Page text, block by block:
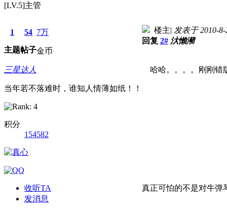
[LV.5]主管
1
主题
54
帖子
7万
金币
三星达人
当年若不落难时，谁知人情薄如纸！！
积分
154582
收听TA
发消息
楼主| 发表于 2010-8-
回复 2# 汏懶瀦
哈哈。。。。刚刚错
真正可怕的不是对牛弹